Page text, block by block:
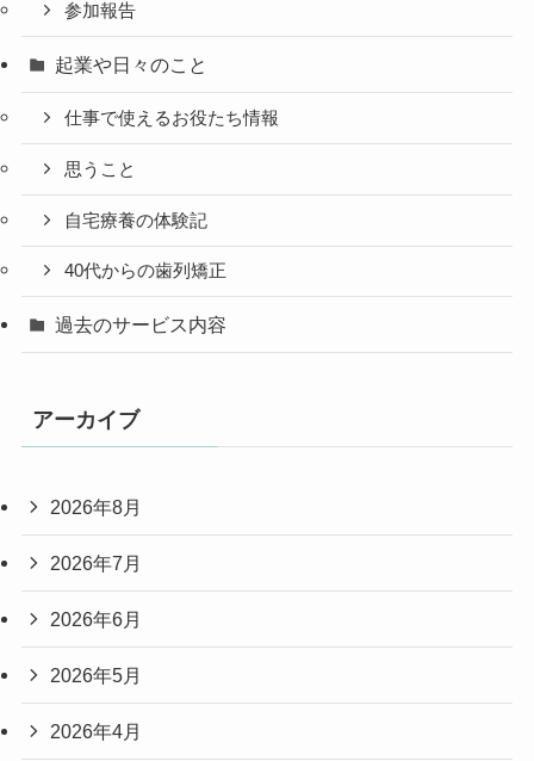
参加報告
起業や日々のこと
仕事で使えるお役たち情報
思うこと
自宅療養の体験記
40代からの歯列矯正
過去のサービス内容
アーカイブ
2026年8月
2026年7月
2026年6月
2026年5月
2026年4月